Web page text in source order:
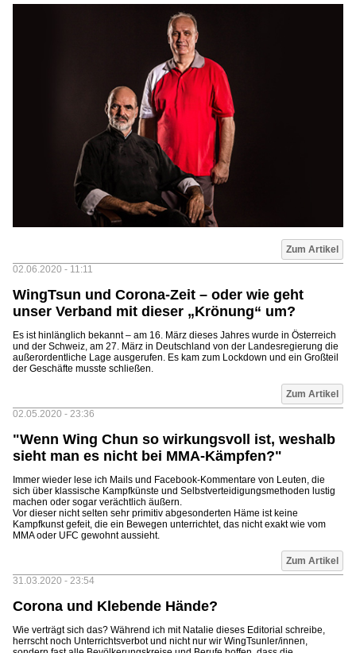
Zum Artikel
02.06.2020 - 11:11
WingTsun und Corona-Zeit – oder wie geht
unser Verband mit dieser „Krönung“ um?
Es ist hinlänglich bekannt – am 16. März dieses Jahres wurde in Österreich
und der Schweiz, am 27. März in Deutschland von der Landesregierung die
außerordentliche Lage ausgerufen. Es kam zum Lockdown und ein Großteil
der Geschäfte musste schließen.
Zum Artikel
02.05.2020 - 23:36
"Wenn Wing Chun so wirkungsvoll ist, weshalb
sieht man es nicht bei MMA-Kämpfen?"
Immer wieder lese ich Mails und Facebook-Kommentare von Leuten, die
sich über klassische Kampfkünste und Selbstverteidigungsmethoden lustig
machen oder sogar verächtlich äußern.
Vor dieser nicht selten sehr primitiv abgesonderten Häme ist keine
Kampfkunst gefeit, die ein Bewegen unterrichtet, das nicht exakt wie vom
MMA oder UFC gewohnt aussieht.
Zum Artikel
31.03.2020 - 23:54
Corona und Klebende Hände?
Wie verträgt sich das? Während ich mit Natalie dieses Editorial schreibe,
herrscht noch Unterrichtsverbot und nicht nur wir WingTsunler/innen,